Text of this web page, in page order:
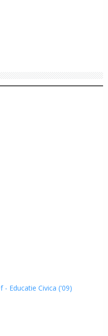
- Educatie Civica ('09)